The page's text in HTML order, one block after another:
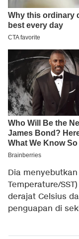
Dia
Temperature/
derajat Celsius
penguapan di